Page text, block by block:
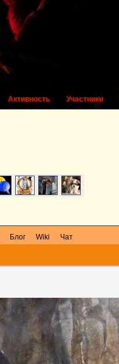
Активность Участники
Блог Wiki
Чат